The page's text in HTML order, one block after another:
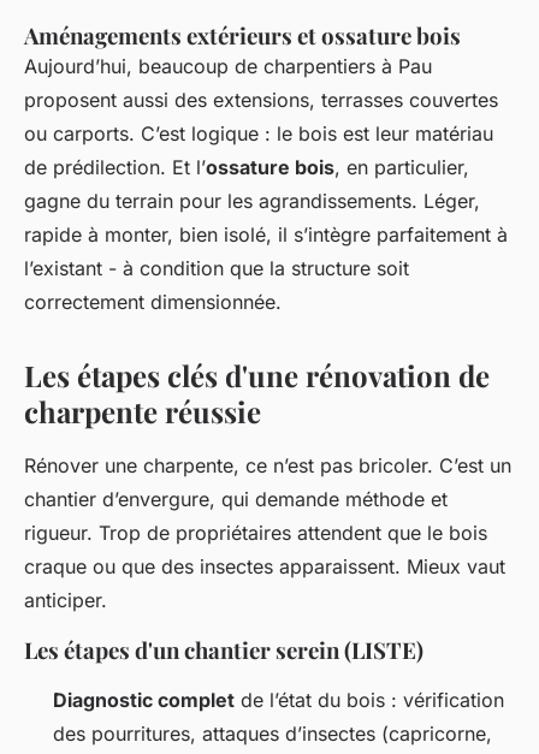
Aménagements extérieurs et ossature bois
Aujourd’hui, beaucoup de charpentiers à Pau
proposent aussi des extensions, terrasses couvertes
ou carports. C’est logique : le bois est leur matériau
de prédilection. Et l’ossature bois, en particulier,
gagne du terrain pour les agrandissements. Léger,
rapide à monter, bien isolé, il s’intègre parfaitement à
l’existant - à condition que la structure soit
correctement dimensionnée.
Les étapes clés d'une rénovation de
charpente réussie
Rénover une charpente, ce n’est pas bricoler. C’est un
chantier d’envergure, qui demande méthode et
rigueur. Trop de propriétaires attendent que le bois
craque ou que des insectes apparaissent. Mieux vaut
anticiper.
Les étapes d'un chantier serein (LISTE)
Diagnostic complet de l’état du bois : vérification
des pourritures, attaques d’insectes (capricorne,